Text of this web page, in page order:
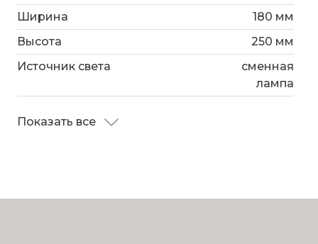
Ширина
180 мм
Высота
250 мм
Источник света
сменная
лампа
Показать все